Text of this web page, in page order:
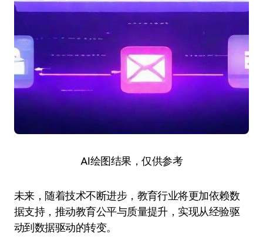
AI绘图结果，仅供参考
未来，随着技术不断进步，教育行业将更加依赖数
据支持，推动教育公平与质量提升，实现从经验驱
动到数据驱动的转变。